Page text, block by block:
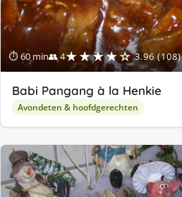
⏱ 60 min👥 4★★★★☆ 3.96 (108)
Babi Pangang à la Henkie
Avondeten & hoofdgerechten